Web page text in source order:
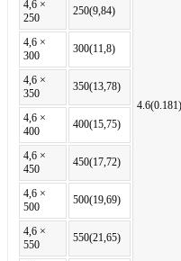
4.6(0.181)
4,6 ×
250
250(9,84)
4,6 ×
300
300(11,8)
4,6 ×
350
350(13,78)
4,6 ×
400
400(15,75)
4,6 ×
450
450(17,72)
4,6 ×
500
500(19,69)
4,6 ×
550
550(21,65)